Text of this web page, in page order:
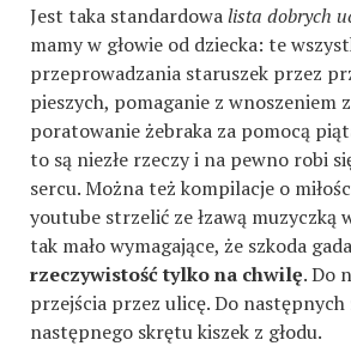
Jest taka standardowalista dobrych
mamy w głowie od dziecka: te
przeprowadzania staruszek przez
pieszych, pomaganie z wnoszeniem
poratowanie żebraka za pomocą
to są niezłe rzeczy i na pewno robi
sercu. Można też kompilacje o
youtube strzelić ze łzawą muzyczką
tak mało wymagające, że szkoda
rzeczywistość tylko na chwilę. Do
przejścia przez ulicę. Do następnych
następnego skrętu kiszek z głodu.